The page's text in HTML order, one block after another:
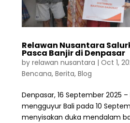
Relawan Nusantara
Pasca Banjir di Denpasar
by relawan nusantara | Oct 1,
Bencana, Berita, Blog
Denpasar, 16 September 2025
mengguyur Bali pada 10
menyisakan duka mendalam